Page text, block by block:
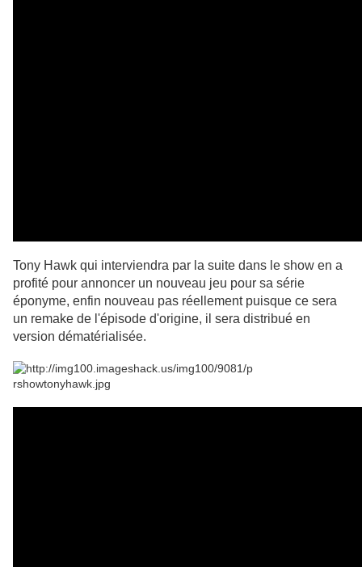
Tony Hawk qui interviendra par la suite dans le show en a
profité pour annoncer un nouveau jeu pour sa série
éponyme, enfin nouveau pas réellement puisque ce sera
un remake de l'épisode d'origine, il sera distribué en
version dématérialisée.